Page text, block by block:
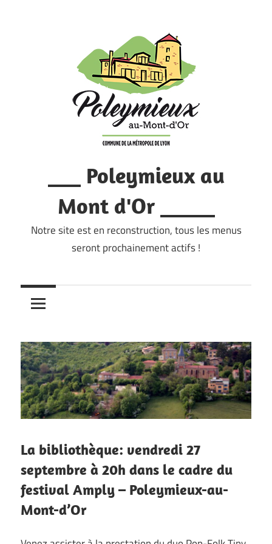
___ Poleymieux au
Mont d'Or _____
Notre site est en reconstruction, tous les menus
seront prochainement actifs !
La bibliothèque: vendredi 27
septembre à 20h dans le cadre du
festival Amply – Poleymieux-au-
Mont-d’Or